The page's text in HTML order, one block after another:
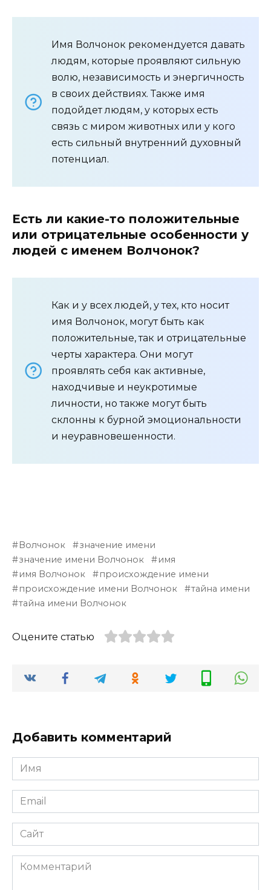
Имя Волчонок рекомендуется давать
людям, которые проявляют сильную
волю, независимость и энергичность
в своих действиях. Также имя
подойдет людям, у которых есть
связь с миром животных или у кого
есть сильный внутренний духовный
потенциал.
Есть ли какие-то положительные
или отрицательные особенности у
людей с именем Волчонок?
Как и у всех людей, у тех, кто носит
имя Волчонок, могут быть как
положительные, так и отрицательные
черты характера. Они могут
проявлять себя как активные,
находчивые и неукротимые
личности, но также могут быть
склонны к бурной эмоциональности
и неуравновешенности.
Волчонок
значение имени
значение имени Волчонок
имя
имя Волчонок
происхождение имени
происхождение имени Волчонок
тайна имени
тайна имени Волчонок
Оцените статью
Добавить комментарий
Имя
*
Email
*
Сайт
Комментарий